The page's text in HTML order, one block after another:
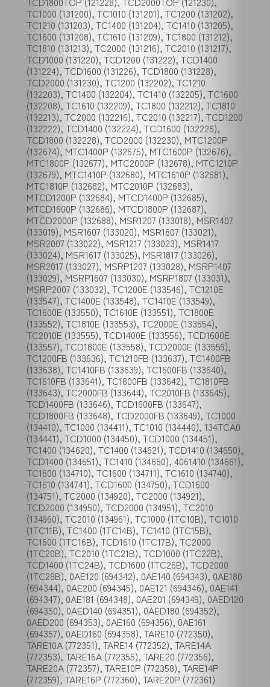
TC1000 (131200), TC1010 (131201), TC1200 (131202),
TC1210 (131203), TC1400 (131204), TC1410 (131205),
TC1600 (131208), TC1610 (131209), TC1800 (131212),
TC1810 (131213), TC2000 (131216), TC2010 (131217),
TCD1000 (131220), TCD1200 (131222), TCD1400
(131224), TCD1600 (131226), TCD1800 (131228),
TCD2000 (131230), TC1200 (132202), TC1210
(132203), TC1400 (132204), TC1410 (132205), TC1600
(132208), TC1610 (132209), TC1800 (132212), TC1810
(132213), TC2000 (132216), TC2010 (132217), TCD1200
(132222), TCD1400 (132224), TCD1600 (132226),
TCD1800 (132228), TCD2000 (132230), MTC1200P
(132674), MTC1400P (132675), MTC1600P (132676),
MTC1800P (132677), MTC2000P (132678), MTC1210P
(132679), MTC1410P (132680), MTC1610P (132681),
MTC1810P (132682), MTC2010P (132683),
MTCD1200P (132684), MTCD1400P (132685),
MTCD1600P (132686), MTCD1800P (132687),
MTCD2000P (132688), MSR1207 (133018), MSR1407
(133019), MSR1607 (133020), MSR1807 (133021),
MSR2007 (133022), MSR1217 (133023), MSR1417
(133024), MSR1617 (133025), MSR1817 (133026),
MSR2017 (133027), MSRP1207 (133028), MSRP1407
(133029), MSRP1607 (133030), MSRP1807 (133031),
MSRP2007 (133032), TC1200E (133546), TC1210E
(133547), TC1400E (133548), TC1410E (133549),
TC1600E (133550), TC1610E (133551), TC1800E
(133552), TC1810E (133553), TC2000E (133554),
TC2010E (133555), TCD1400E (133556), TCD1600E
(133557), TCD1800E (133558), TCD2000E (133559),
TC1200FB (133636), TC1210FB (133637), TC1400FB
(133638), TC1410FB (133639), TC1600FB (133640),
TC1610FB (133641), TC1800FB (133642), TC1810FB
(133643), TC2000FB (133644), TC2010FB (133645),
TCD1400FB (133646), TCD1600FB (133647),
TCD1800FB (133648), TCD2000FB (133649), TC1000
(134410), TC1000 (134411), TC1010 (134440), 134TCA0
(134441), TCD1000 (134450), TCD1000 (134451),
TC1400 (134620), TC1400 (134621), TCD1410 (134650),
TCD1400 (134651), TC1410 (134660), 4061410 (134661),
TC1600 (134710), TC1600 (134711), TC1610 (134740),
TC1610 (134741), TCD1600 (134750), TCD1600
(134751), TC2000 (134920), TC2000 (134921),
TCD2000 (134950), TCD2000 (134951), TC2010
(134960), TC2010 (134961), TC1000 (1TC10B), TC1010
(1TC11B), TC1400 (1TC14B), TC1410 (1TC15B),
TC1600 (1TC16B), TCD1610 (1TC17B), TC2000
(1TC20B), TC2010 (1TC21B), TCD1000 (1TC22B),
TCD1400 (1TC24B), TCD1600 (1TC26B), TCD2000
(1TC28B), 0AE120 (694342), 0AE140 (694343), 0AE180
(694344), 0AE200 (694345), 0AE121 (694346), 0AE141
(694347), 0AE181 (694348), 0AE201 (694349), 0AED120
(694350), 0AED140 (694351), 0AED180 (694352),
0AED200 (694353), 0AE160 (694356), 0AE161
(694357), 0AED160 (694358), TARE10 (772350),
TARE10A (772351), TARE14 (772352), TARE14A
(772353), TARE16A (772355), TARE20 (772356),
TARE20A (772357), TARE10P (772358), TARE14P
(772359), TARE16P (772360), TARE20P (772361)